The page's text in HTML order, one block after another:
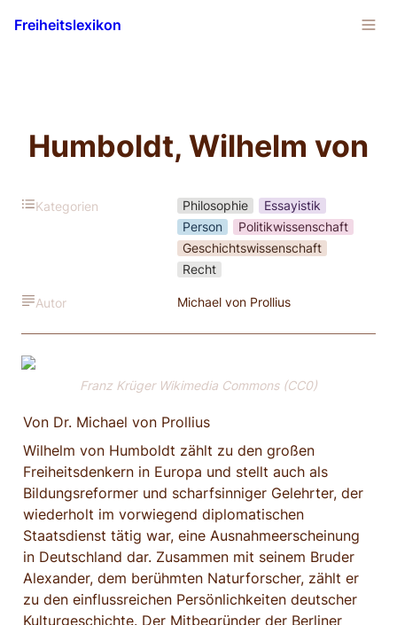
Freiheitslexikon
Humboldt, Wilhelm von
Kategorien Philosophie
Essayistik
Person
Politikwissenschaft
Geschichtswissenschaft
Recht
Autor Michael von Prollius
Franz Krüger Wikimedia Commons (CC0)
Von Dr. Michael von Prollius
Wilhelm von Humboldt zählt zu den großen
Freiheitsdenkern in Europa und stellt auch als
Bildungsreformer und scharfsinniger Gelehrter, der
wiederholt im vorwiegend diplomatischen
Staatsdienst tätig war, eine Ausnahmeerscheinung
in Deutschland dar. Zusammen mit seinem Bruder
Alexander, dem berühmten Naturforscher, zählt er
zu den einflussreichen Persönlichkeiten deutscher
Kulturgeschichte. Der Mitbegründer der Berliner